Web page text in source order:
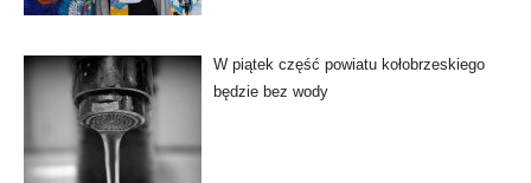
W piątek część powiatu kołobrzeskiego
będzie bez wody